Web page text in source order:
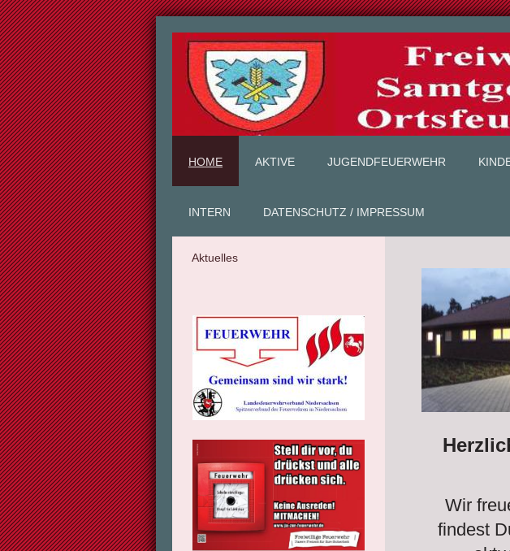
HOME AKTIVE JUGENDFEUERWEHR
INTERN DATENSCHUTZ / IMPRESSUM
Wir
findest
Aktuelles